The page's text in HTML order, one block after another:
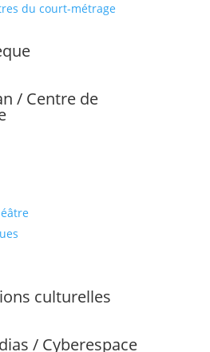
du court-métrage
/ Centre de
culturelles
/ Cyberespace